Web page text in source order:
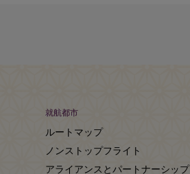
就航都市
ルートマップ
ノンストップフライト
アライアンスとパートナーシップ